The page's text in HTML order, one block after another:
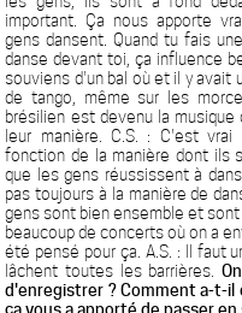
important. Ça nous apporte
gens dansent. Quand tu fais
danse devant toi, ça influence
souviens d'un bal où et il y avait
de tango, même sur les
brésilien est devenu la
leur manière. C.S. : C'est
fonction de la manière dont ils
que les gens réussissent à
pas toujours à la manière de
gens sont bien ensemble et
beaucoup de concerts où on a
été pensé pour ça. A.S. : Il faut
lâchent toutes les barrières.
d'enregistrer ? Comment a-t-